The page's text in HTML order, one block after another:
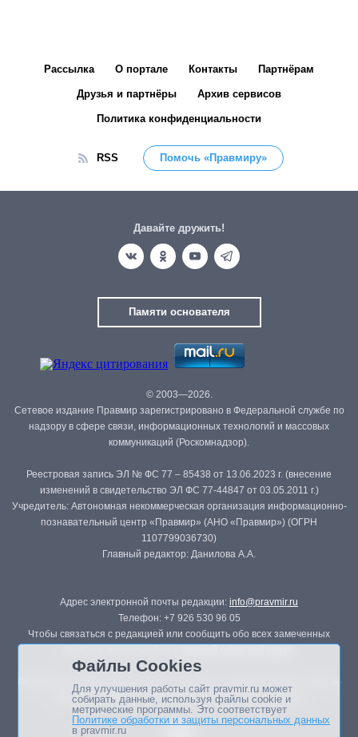
Рассылка О портале Контакты Партнёрам
Друзья и партнёры Архив сервисов
Политика конфиденциальности
RSS Помочь «Правмиру»
Давайте дружить!
Памяти основателя
© 2003—2026.
Сетевое издание Правмир зарегистрировано в Федеральной службе по
надзору в сфере связи, информационных технологий и массовых
коммуникаций (Роскомнадзор).
Реестровая запись ЭЛ № ФС 77 – 85438 от 13.06.2023 г. (внесение
изменений в свидетельство ЭЛ ФС 77-44847 от 03.05.2011 г.)
Учредитель: Автономная некоммерческая организация информационно-
познавательный центр «Правмир» (АНО «Правмир») (ОГРН
1107799036730)
Главный редактор: Данилова А.А.
Адрес электронной почты редакции: info@pravmir.ru
Телефон: +7 926 530 96 05
Чтобы связаться с редакцией или сообщить обо всех замеченных
Републикация материалов сайта в печатных изданиях (книгах, прессе)
возможна только с письменного разрешения редакции.
Файлы Cookies
Для улучшения работы сайт pravmir.ru может
собирать данные, используя файлы cookie и
метрические программы. Это соответствует
Политике обработки и защиты персональных данных
в pravmir.ru